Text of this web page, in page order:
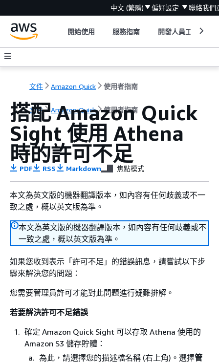
中文 (繁體) 偏好設定 聯絡我們
開始使用 服務指南 開發人員工具
文件 Amazon Quick 使用者指南
文件 Amazon Quick 使用者指南
搭配 Amazon Quick
Sight 使用 Athena
時的許可不足
PDF RSS Markdown 焦點模式
本文為英文版的機器翻譯版本，如內容有任何歧義或不一
致之處，概以英文版為準。
本文為英文版的機器翻譯版本，如內容有任何歧義或不
一致之處，概以英文版為準。
如果您收到表示「許可不足」的錯誤訊息，請嘗試以下步
驟來解決您的問題：
您需要管理員許可才能對此問題進行疑難排解。
若要解決許可不足錯誤
確定 Amazon Quick Sight 可以存取 Athena 使用的
Amazon S3 儲存貯體：
為此，請選擇您的描述檔名稱 (右上角)。選擇管